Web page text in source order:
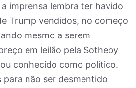
imprensa lembra ter havido
Trump vendidos, no começo
mesmo a serem
em leilão pela Sotheby
conhecido como político.
para não ser desmentido